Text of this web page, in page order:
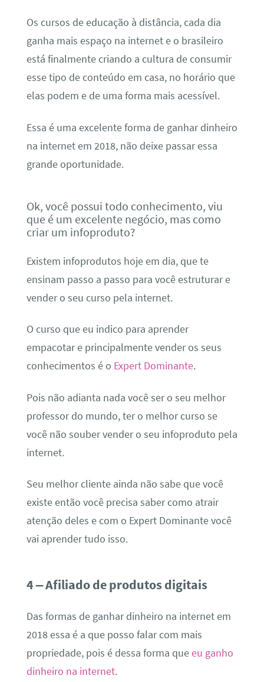
Os cursos de educação à distância, cada dia
ganha mais espaço na internet e o brasileiro
está finalmente criando a cultura de consumir
esse tipo de conteúdo em casa, no horário que
elas podem e de uma forma mais acessível.
Essa é uma excelente forma de ganhar dinheiro
na internet em 2018, não deixe passar essa
grande oportunidade.
Ok, você possui todo conhecimento, viu
que é um excelente negócio, mas como
criar um infoproduto?
Existem infoprodutos hoje em dia, que te
ensinam passo a passo para você estruturar e
vender o seu curso pela internet.
O curso que eu indico para aprender
empacotar e principalmente vender os seus
conhecimentos é o Expert Dominante.
Pois não adianta nada você ser o seu melhor
professor do mundo, ter o melhor curso se
você não souber vender o seu infoproduto pela
internet.
Seu melhor cliente ainda não sabe que você
existe então você precisa saber como atrair
atenção deles e com o Expert Dominante você
vai aprender tudo isso.
4 – Afiliado de produtos digitais
Das formas de ganhar dinheiro na internet em
2018 essa é a que posso falar com mais
propriedade, pois é dessa forma queeu ganho
dinheiro na internet.